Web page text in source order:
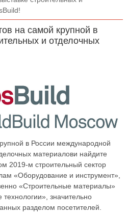
на самой крупной в
и отделочных
в России международной
материалови найдите
2019-м строительный сектор
«Оборудование и инструмент»,
«Строительные материалы»
значительно
разделом посетителей.